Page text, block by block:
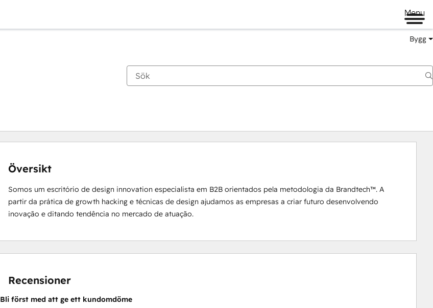
Menu
Bygg
Översikt
Somos um escritório de design innovation especialista em B2B orientados pela metodologia da Brandtech™. A
partir da prática de growth hacking e técnicas de design ajudamos as empresas a criar futuro desenvolvendo
inovação e ditando tendência no mercado de atuação.
Recensioner
Bli först med att ge ett kundomdöme